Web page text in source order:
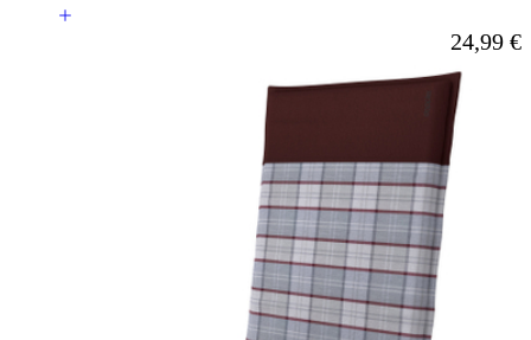
Ab
24,99 €